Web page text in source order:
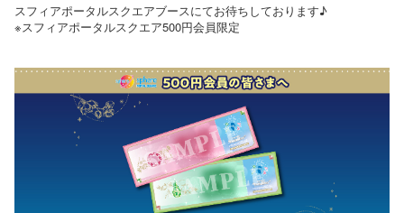
スフィアポータルスクエアブースにてお待ちしております♪
※スフィアポータルスクエア500円会員限定